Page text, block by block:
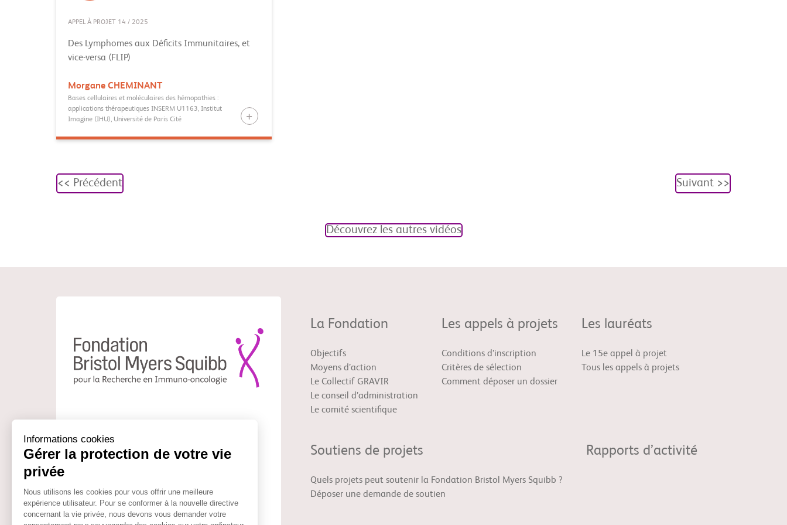
APPEL À PROJET 14 / 2025
Des Lymphomes aux Déficits Immunitaires, et
vice-versa (FLIP)
Morgane CHEMINANT
Bases cellulaires et moléculaires des hémopathies :
applications thérapeutiques INSERM U1163, Institut
Imagine (IHU), Université de Paris Cité
<< Précédent Suivant >>
Découvrez les autres vidéos
Myers Squibb pour la Recherche en immuno-
oncologie est de soutenir et faciliter le travail
l’immuno-oncologie.
La Fondation
Objectifs
Moyens d’action
Le Collectif GRAVIR
Le conseil d’administration
Le comité scientifique
Les appels à projets
Conditions d’inscription
Critères de sélection
Comment déposer un dossier
Les lauréats
Le 15e appel à projet
Tous les appels à projets
Soutiens de projets
Quels projets peut soutenir la Fondation Bristol Myers Squibb ?
Déposer une demande de soutien
Rapports d’activité